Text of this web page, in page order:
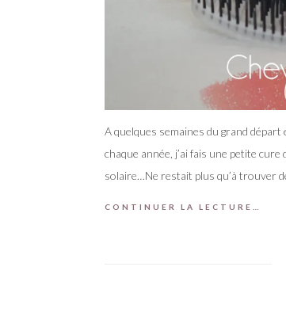
A quelques semaines du grand
chaque année, j’ai fais une petite
solaire…Ne restait plus qu’à trouver
CONTINUER LA LECTURE…